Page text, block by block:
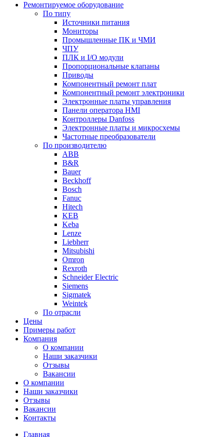
Ремонтируемое оборудование
По типу
Источники питания
Мониторы
Промышленные ПК и ЧМИ
ЧПУ
ПЛК и I/O модули
Пропорциональные клапаны
Приводы
Компонентный ремонт плат
Компонентный ремонт электроники
Электронные платы управления
Панели оператора HMI
Контроллеры Danfoss
Электронные платы и микросхемы
Частотные преобразователи
По производителю
ABB
B&R
Bauer
Beckhoff
Bosch
Fanuc
Hitech
KEB
Keba
Lenze
Liebherr
Mitsubishi
Omron
Rexroth
Schneider Electric
Siemens
Sigmatek
Weintek
По отрасли
Цены
Примеры работ
Компания
О компании
Наши заказчики
Отзывы
Вакансии
О компании
Наши заказчики
Отзывы
Вакансии
Контакты
Главная